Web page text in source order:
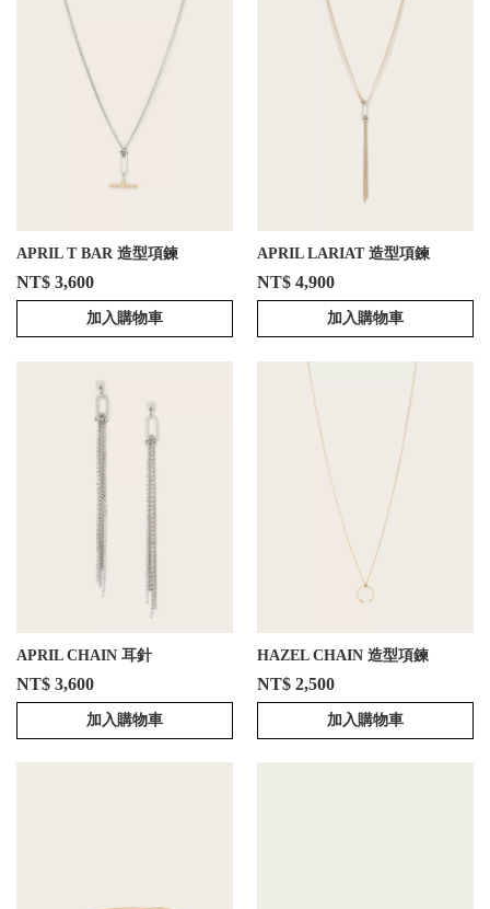
APRIL T BAR 造型項鍊
NT$ 3,600
加入購物車
APRIL LARIAT 造型項鍊
NT$ 4,900
加入購物車
APRIL CHAIN 耳針
NT$ 3,600
加入購物車
HAZEL CHAIN 造型項鍊
NT$ 2,500
加入購物車